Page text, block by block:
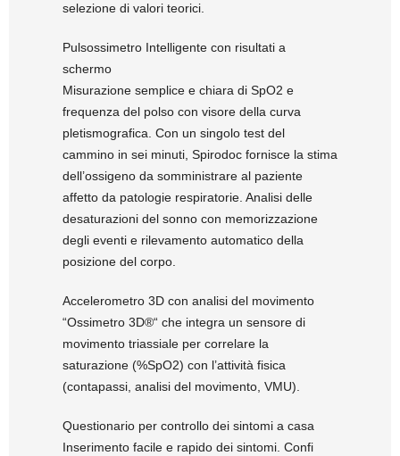
selezione di valori teorici.
Pulsossimetro Intelligente con risultati a
schermo
Misurazione semplice e chiara di SpO2 e
frequenza del polso con visore della curva
pletismografica. Con un singolo test del
cammino in sei minuti, Spirodoc fornisce la stima
dell’ossigeno da somministrare al paziente
affetto da patologie respiratorie. Analisi delle
desaturazioni del sonno con memorizzazione
degli eventi e rilevamento automatico della
posizione del corpo.
Accelerometro 3D con analisi del movimento
“Ossimetro 3D®“ che integra un sensore di
movimento triassiale per correlare la
saturazione (%SpO2) con l’attività fisica
(contapassi, analisi del movimento, VMU).
Questionario per controllo dei sintomi a casa
Inserimento facile e rapido dei sintomi. Confi